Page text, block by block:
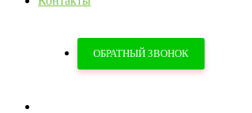
ОБРАТНЫЙ ЗВОНОК